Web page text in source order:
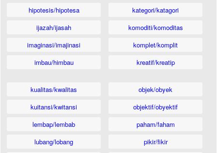
hipotesis/hipotesa
ijazah/ijasah
imaginasi/imajinasi
imbau/himbau
kategori/katagori
komoditi/komoditas
komplet/komplit
kreatif/kreatip
kualitas/kwalitas
kuitansi/kwitansi
lembap/lembab
lubang/lobang
objek/obyek
objektif/obyektif
paham/faham
pikir/fikir